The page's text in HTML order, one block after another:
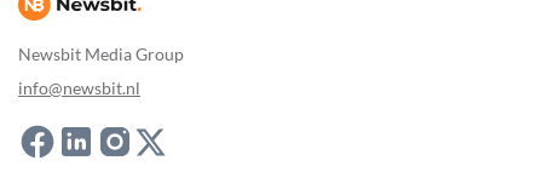
Newsbit Media Group
info@newsbit.nl